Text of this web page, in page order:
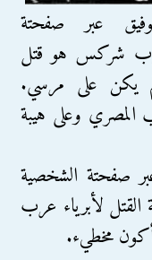
عبر صفحتة
شركس هو قتل
يكن على مرسي.
وعلى هيبة
صفحتة الشخصية
القتل لأبرياء عرب
مخطيء.